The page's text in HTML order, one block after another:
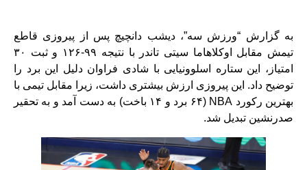
به گزارش “ورزش سه”، دیشب دانچیچ پس از پیروزی قاطع
تیمش مقابل اوکلاهاما سیتی تاندر با نتیجه ۹۹-۱۲۶ و ثبت ۳۰
امتیاز، این ستاره اسلوونیایی با شادی فراوان دلیل این برد را
توضیح داد. این پیروزی ارزش بیشتری داشت، زیرا مقابل تیمی با
بهترین رکورد NBA (۶۴ برد و ۱۴ باخت) به دست آمد و به تحقیر
صدرنشین تبدیل شد.